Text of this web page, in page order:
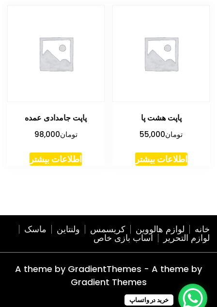
پاپت هشت پا
تومان55,000
اطلاعات بیشتر
پاپت جامدادی عمده
تومان98,000
اطلاعات بیشتر
خانه لوازم هالووین کریسمس ولنتاین ماسک
لوازم التحریر اساب بازی خاص
A theme by GradientThemes - A theme by
Gradient Themes
خرید در واتساپ